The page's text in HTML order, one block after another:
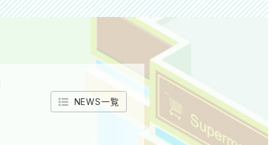
NEWS一覧